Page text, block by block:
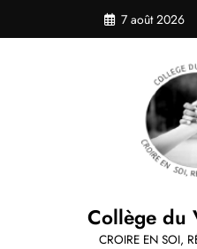
contenu
7 août 2026
Collège du
CROIRE EN SOI,